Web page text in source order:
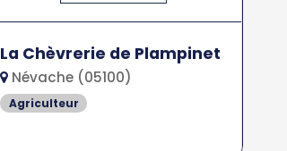
La Chèvrerie de Plampinet
Névache (05100)
Agriculteur